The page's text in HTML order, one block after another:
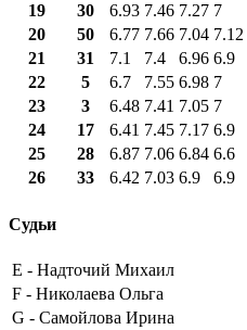
19
30 6.93 7.46 7.27 7
20
50 6.77 7.66 7.04 7.12
21
31 7.1 7.4 6.96 6.9
22
5 6.7 7.55 6.98 7
23
3 6.48 7.41 7.05 7
24
17 6.41 7.45 7.17 6.9
25
28 6.87 7.06 6.84 6.6
26
33 6.42 7.03 6.9 6.9
Судьи
E - Надточий Михаил
F - Николаева Ольга
G - Самойлова Ирина